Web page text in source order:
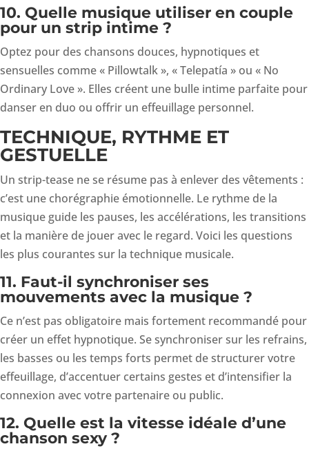
10. Quelle musique utiliser en couple
pour un strip intime ?
Optez pour des chansons douces, hypnotiques et
sensuelles comme « Pillowtalk », « Telepatía » ou « No
Ordinary Love ». Elles créent une bulle intime parfaite pour
danser en duo ou offrir un effeuillage personnel.
TECHNIQUE, RYTHME ET
GESTUELLE
Un strip-tease ne se résume pas à enlever des vêtements :
c’est une chorégraphie émotionnelle. Le rythme de la
musique guide les pauses, les accélérations, les transitions
et la manière de jouer avec le regard. Voici les questions
les plus courantes sur la technique musicale.
11. Faut-il synchroniser ses
mouvements avec la musique ?
Ce n’est pas obligatoire mais fortement recommandé pour
créer un effet hypnotique. Se synchroniser sur les refrains,
les basses ou les temps forts permet de structurer votre
effeuillage, d’accentuer certains gestes et d’intensifier la
connexion avec votre partenaire ou public.
12. Quelle est la vitesse idéale d’une
chanson sexy ?